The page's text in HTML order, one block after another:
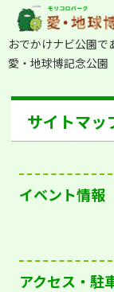
おでかけナビ公園で
愛・地球博記念公園
サイトマッ
イベント情報
アクセス・駐